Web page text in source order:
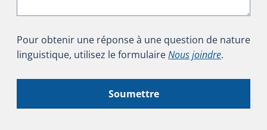
Pour obtenir une réponse à une question de nature
linguistique, utilisez le formulaireNous joindre.
Soumettre